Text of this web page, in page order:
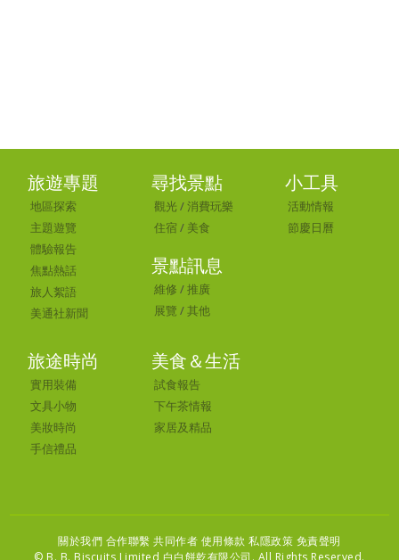
旅遊專題
地區探索
主題遊覽
體驗報告
焦點熱話
旅人絮語
美通社新聞
尋找景點
觀光 /消費玩樂
住宿 / 美食
景點訊息
維修 /推廣
展覽 /其他
小工具
活動情報
節慶日曆
旅途時尚
實用裝備
文具小物
美妝時尚
手信禮品
美食＆生活
試食報告
下午茶情報
家居及精品
關於我們 合作聯繫 共同作者 使用條款 私隱政策 免責聲明